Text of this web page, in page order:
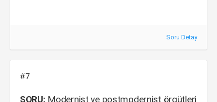
Soru Detay
#7
SORU: Modernist ve postmodernist örgütleri